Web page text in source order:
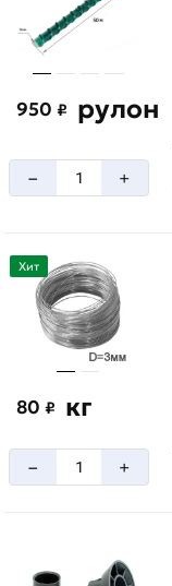
950 ₽ рулон
– +
Хит
80 ₽ кг
– +